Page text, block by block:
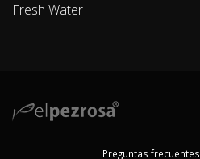
Fresh Water
Preguntas frecuentes